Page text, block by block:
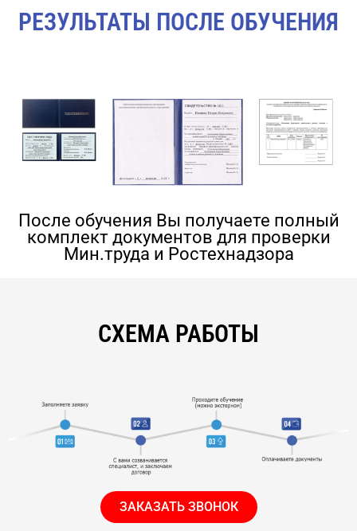
РЕЗУЛЬТАТЫ ПОСЛЕ ОБУЧЕНИЯ
После обучения Вы получаете полный
комплект документов для проверки
Мин.труда и Ростехнадзора
СХЕМА РАБОТЫ
ЗАКАЗАТЬ ЗВОНОК